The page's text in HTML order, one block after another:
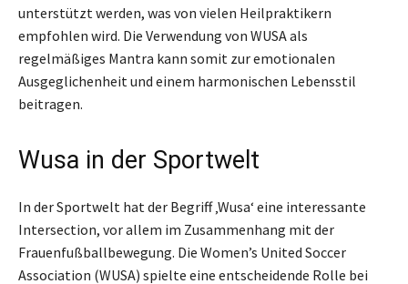
unterstützt werden, was von vielen Heilpraktikern
empfohlen wird. Die Verwendung von WUSA als
regelmäßiges Mantra kann somit zur emotionalen
Ausgeglichenheit und einem harmonischen Lebensstil
beitragen.
Wusa in der Sportwelt
In der Sportwelt hat der Begriff ‚Wusa‘ eine interessante
Intersection, vor allem im Zusammenhang mit der
Frauenfußballbewegung. Die Women’s United Soccer
Association (WUSA) spielte eine entscheidende Rolle bei